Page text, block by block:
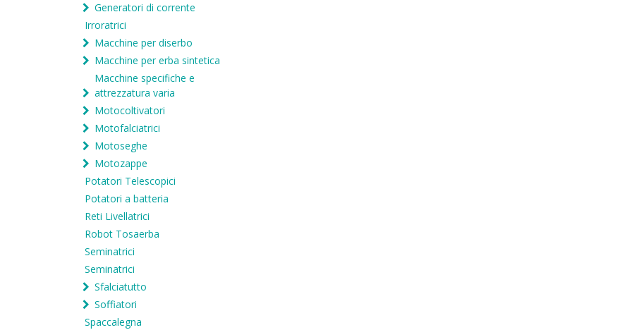
Generatori di corrente
Irroratrici
Macchine per diserbo
Macchine per erba sintetica
Macchine specifiche e
attrezzatura varia
Motocoltivatori
Motofalciatrici
Motoseghe
Motozappe
Potatori Telescopici
Potatori a batteria
Reti Livellatrici
Robot Tosaerba
Seminatrici
Seminatrici
Sfalciatutto
Soffiatori
Spaccalegna